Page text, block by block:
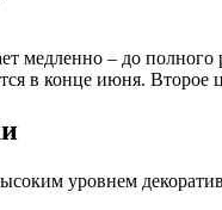
медленно – до
в конце июня. Второе
уровнем